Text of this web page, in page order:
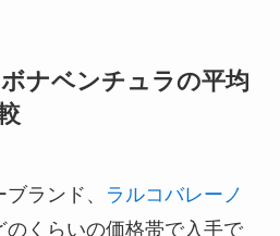
ナベンチュラの平均
ランド、
ラルコバレーノ
のくらいの価格帯で入手で